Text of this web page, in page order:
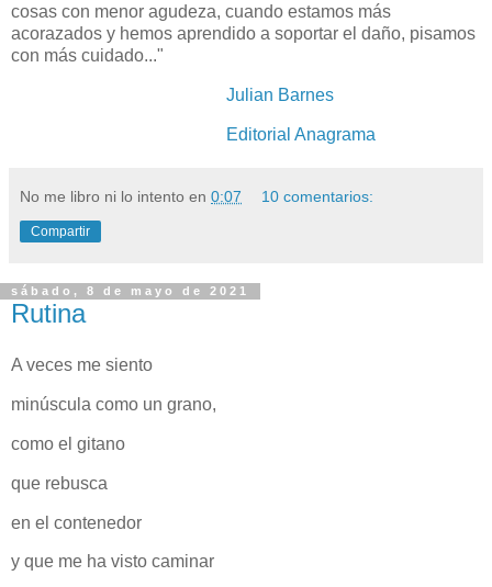
cosas con menor agudeza, cuando estamos más
acorazados y hemos aprendido a soportar el daño, pisamos
con más cuidado..."
Julian Barnes
Editorial Anagrama
No me libro ni lo intento en 0:07 10 comentarios:
Compartir
sábado, 8 de mayo de 2021
Rutina
A veces me siento
minúscula como un grano,
como el gitano
que rebusca
en el contenedor
y que me ha visto caminar